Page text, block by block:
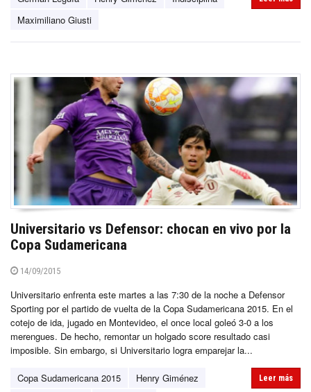
Maximiliano Giusti
Universitario vs Defensor: chocan en vivo por la
Copa Sudamericana
14/09/2015
Universitario enfrenta este martes a las 7:30 de la noche a Defensor
Sporting por el partido de vuelta de la Copa Sudamericana 2015. En el
cotejo de ida, jugado en Montevideo, el once local goleó 3-0 a los
merengues. De hecho, remontar un holgado score resultado casi
imposible. Sin embargo, si Universitario logra emparejar la...
Copa Sudamericana 2015
Henry Giménez
Leer más